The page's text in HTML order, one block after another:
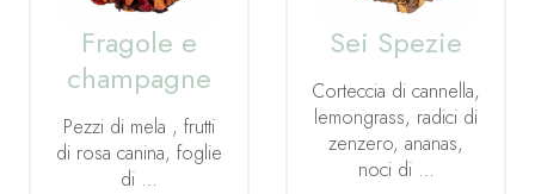
Fragole e
champagne
Pezzi di mela , frutti
di rosa canina, foglie
di …
Sei Spezie
Corteccia di cannella,
lemongrass, radici di
zenzero, ananas,
noci di …